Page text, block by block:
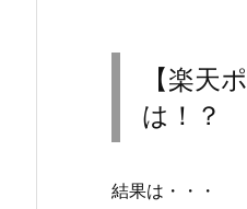
【楽天
は！？
結果は・・・